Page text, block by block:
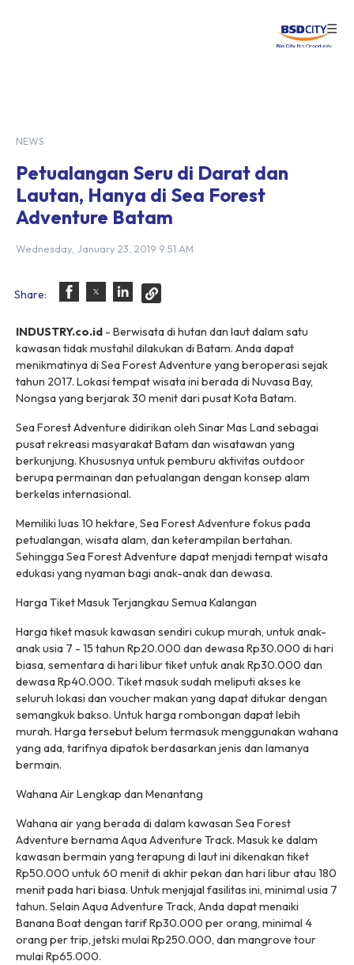
☰
NEWS
Petualangan Seru di Darat dan
Lautan, Hanya di Sea Forest
Adventure Batam
Wednesday, January 23, 2019 9:51 AM
Share:
INDUSTRY.co.id - Berwisata di hutan dan laut dalam satu
kawasan tidak mustahil dilakukan di Batam. Anda dapat
menikmatinya di Sea Forest Adventure yang beroperasi sejak
tahun 2017. Lokasi tempat wisata ini berada di Nuvasa Bay,
Nongsa yang berjarak 30 menit dari pusat Kota Batam.
Sea Forest Adventure didirikan oleh Sinar Mas Land sebagai
pusat rekreasi masyarakat Batam dan wisatawan yang
berkunjung. Khususnya untuk pemburu aktivitas outdoor
berupa permainan dan petualangan dengan konsep alam
berkelas internasional.
Memiliki luas 10 hektare, Sea Forest Adventure fokus pada
petualangan, wisata alam, dan keterampilan bertahan.
Sehingga Sea Forest Adventure dapat menjadi tempat wisata
edukasi yang nyaman bagi anak-anak dan dewasa.
Harga Tiket Masuk Terjangkau Semua Kalangan
Harga tiket masuk kawasan sendiri cukup murah, untuk anak-
anak usia 7 - 15 tahun Rp20.000 dan dewasa Rp30.000 di hari
biasa, sementara di hari libur tiket untuk anak Rp30.000 dan
dewasa Rp40.000. Tiket masuk sudah meliputi akses ke
seluruh lokasi dan voucher makan yang dapat ditukar dengan
semangkuk bakso. Untuk harga rombongan dapat lebih
murah. Harga tersebut belum termasuk menggunakan wahana
yang ada, tarifnya dipatok berdasarkan jenis dan lamanya
bermain.
Wahana Air Lengkap dan Menantang
Wahana air yang berada di dalam kawasan Sea Forest
Adventure bernama Aqua Adventure Track. Masuk ke dalam
kawasan bermain yang terapung di laut ini dikenakan tiket
Rp50.000 untuk 60 menit di akhir pekan dan hari libur atau 180
menit pada hari biasa. Untuk menjajal fasilitas ini, minimal usia 7
tahun. Selain Aqua Adventure Track, Anda dapat menaiki
Banana Boat dengan tarif Rp30.000 per orang, minimal 4
orang per trip, jetski mulai Rp250.000, dan mangrove tour
mulai Rp65.000.